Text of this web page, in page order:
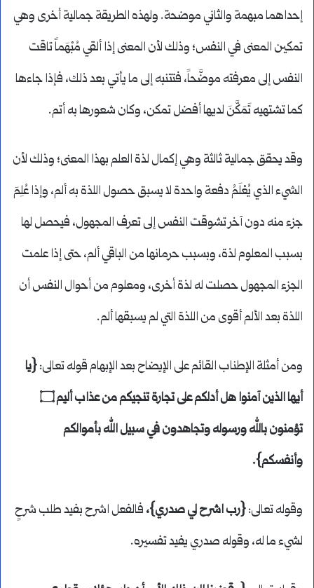
إحداهما مبهمة والثاني موضحة. ولهذه الطريقة جمالية أخرى وهي
تمكين المعنى في النفس؛ وذلك لأن المعنى إذا ألقي مُبْهَماً تاقت
النفس إلى معرفته موضَّحاً، فتتنبه إلى ما يأتي بعد ذلك، فإذا جاءها
كما تشتهيه تَمَكَّنَ لديها أفضل تمكن، وكان شعورها به أتم.
وقد يحقق جمالية ثالثة وهي إكمال لذة العلم بهذا المعنى؛ وذلك لأن
الشيء الذي يُعْلَمُ دفعة واحدة لا يسبق حصول اللذة به ألم، وإذا عُلِمَ
جزء منه دون آخر تشوقت النفس إلى تعرف المجهول، فيحصل لها
بسبب المعلوم لذة، وبسبب حرمانها من الباقي ألم، حتى إذا علمت
الجزء المجهول حصلت له لذة أخرى، ومعلوم من أحوال النفس أن
اللذة بعد الألم أقوى من اللذة التي لم يسبقها ألم.
ومن أمثلة الإطناب القائم على الإيضاح بعد الإبهام قوله تعالى:{يا
أيها الذين آمنوا هل أدلكم على تجارة تنجيكم من عذاب أليم ۝
تؤمنون بالله ورسوله وتجاهدون في سبيل الله بأموالكم
وأنفسكم}.
وقوله تعالى:{رب اشرح لي صدري}، فالفعل اشرح بفيد طلب شرحٍ
لشيء ما له، وقوله صدري يفيد تفسيره.